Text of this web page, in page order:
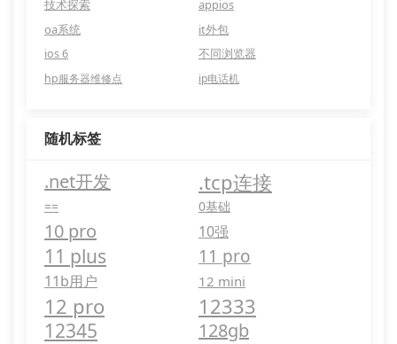
技术探索
appios
oa系统
it外包
ios 6
不同浏览器
hp服务器维修点
ip电话机
随机标签
.net开发 .tcp连接
== 0基础
10 pro 10强
11 plus 11 pro
11b用户 12 mini
12 pro 12333
12345 128gb